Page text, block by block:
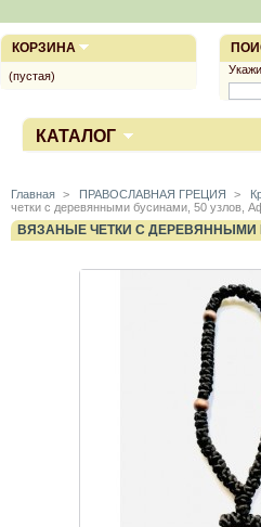
КАТАЛОГ
Главная > ПРАВОСЛАВНАЯ ГРЕЦИЯ >
четки с деревянными бусинами, 50 узлов,
ВЯЗАНЫЕ ЧЕТКИ С ДЕРЕВЯННЫМИ
КОРЗИНА
(пустая)